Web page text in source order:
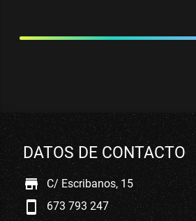
DATOS DE CONTACTO
store C/ Escribanos, 15
smartphone 673 793 247